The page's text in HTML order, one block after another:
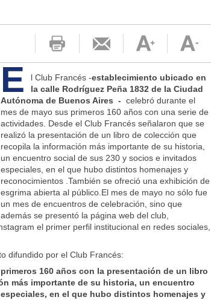
E l Club Francés -establecimiento ubicado en
la calle Rodríguez Peña 1832 de la Ciudad
Autónoma de Buenos Aires - celebró durante el
mes de mayo sus primeros 160 años con una serie de
actividades. Desde el Club Francés señalaron que se
realizó la presentación de un libro de colección que
recopila la información más importante de su historia,
un encuentro social de sus 230 y socios e invitados
especiales, en el que hubo distintos homenajes y
reconocimientos .También se ofreció una exhibición de
esgrima abierta al público.El mes de mayo no sólo fue
un mes de encuentros de celebración, sino que
además se presentó la página web del club,
el primer perfil institucional en redes sociales,
difundido por el Club Francés:
160 años con la presentación de un libro
más importante de su historia, un encuentro
en el que hubo distintos homenajes y